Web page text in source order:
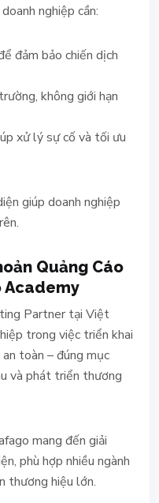
nghiệp cần:
đảm bảo chiến dịch
không giới hạn
xử lý sự cố và tối ưu
giúp doanh nghiệp
Quảng Cáo
Academy
Partner tại Việt
trong việc triển khai
toàn – đúng mục
và phát triển thương
mang đến giải
phù hợp nhiều ngành
thương hiệu lớn.